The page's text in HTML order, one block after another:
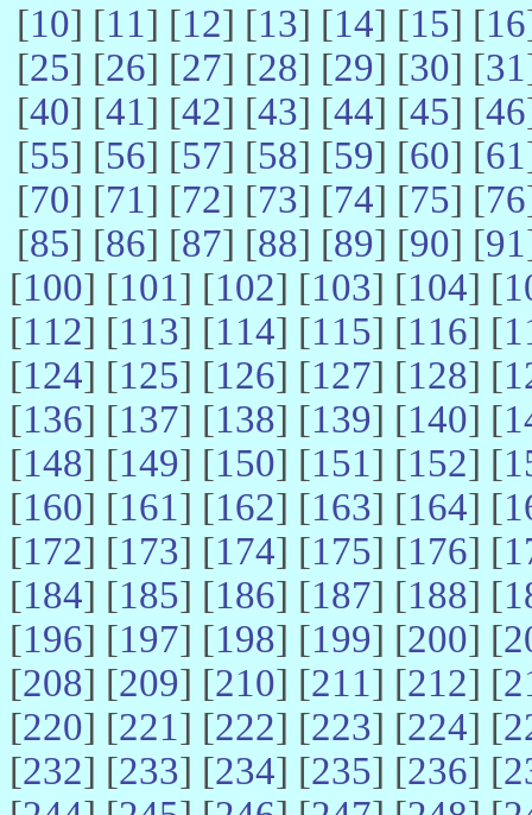
[10] [11] [12] [13] [14] [15] [16
[25] [26] [27] [28] [29] [30] [31
[40] [41] [42] [43] [44] [45] [46
[55] [56] [57] [58] [59] [60] [61
[70] [71] [72] [73] [74] [75] [76
[85] [86] [87] [88] [89] [90] [91
[100] [101] [102] [103] [104] [
[112] [113] [114] [115] [116] [
[124] [125] [126] [127] [128] [
[136] [137] [138] [139] [140] [
[148] [149] [150] [151] [152] [
[160] [161] [162] [163] [164] [
[172] [173] [174] [175] [176] [
[184] [185] [186] [187] [188] [
[196] [197] [198] [199] [200] [
[208] [209] [210] [211] [212] [
[220] [221] [222] [223] [224] [
[232] [233] [234] [235] [236] [